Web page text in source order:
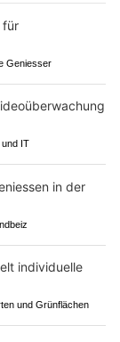
Geniesser
und IT
und Grünflächen